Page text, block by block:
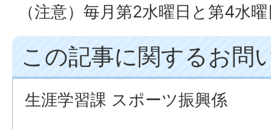
（注意）毎月第2水曜日と第4水
この記事に関するお問
生涯学習課 スポーツ振興係